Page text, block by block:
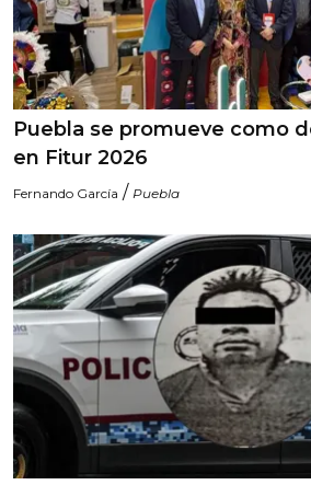
Puebla se promueve como
en Fitur 2026
Fernando García / Puebla